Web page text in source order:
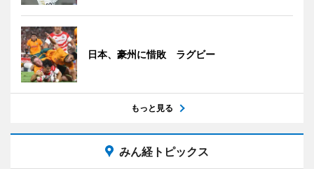
日本、豪州に惜敗 ラグビー
もっと見る
みん経トピックス